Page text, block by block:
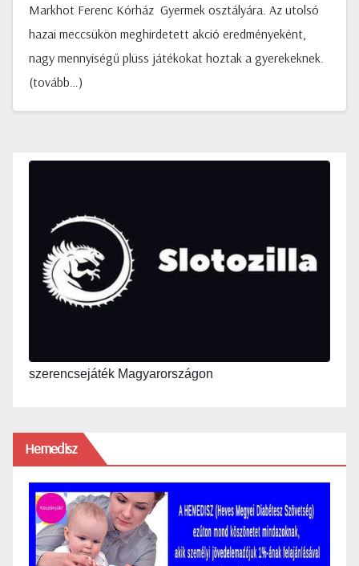
Markhot Ferenc Kórház Gyermek osztályára. Az utolsó
hazai meccsükön meghirdetett akció eredményeként,
nagy mennyiségű plüss játékokat hoztak a gyerekeknek.
(tovább…)
szerencsejáték Magyarországon
Hemedisz